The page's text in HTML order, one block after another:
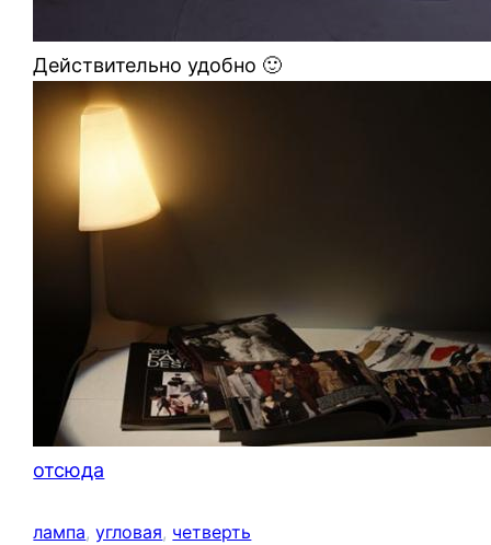
Действительно удобно 🙂
отсюда
лампа, угловая, четверть